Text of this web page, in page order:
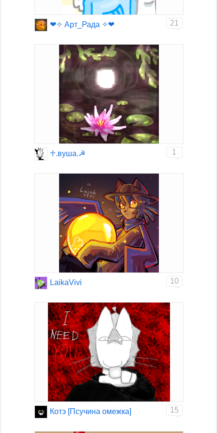
❤✧ Арт_Рада ✧❤ 21
♱︎.вуша.☭ 1
LaikaVivi 10
Котэ [Псучина омежка] 15